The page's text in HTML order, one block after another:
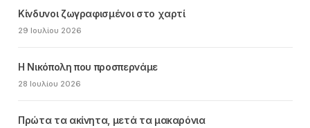
Κίνδυνοι ζωγραφισμένοι στο χαρτί
29 Ιουλίου 2026
Η Νικόπολη που προσπερνάμε
28 Ιουλίου 2026
Πρώτα τα ακίνητα, μετά τα μακαρόνια